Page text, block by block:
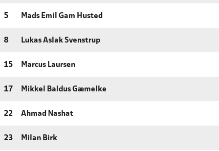
5 Mads Emil Gam Husted
8 Lukas Aslak Svenstrup
15 Marcus Laursen
17 Mikkel Baldus Gæmelke
22 Ahmad Nashat
23 Milan Birk